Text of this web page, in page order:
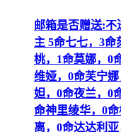
邮箱是否赠送:不
主 5命七七，3命
桃，1命莫娜，0
维娅，0命芙宁
妲，0命夜兰，0
命神里绫华，0
离，0命达达利